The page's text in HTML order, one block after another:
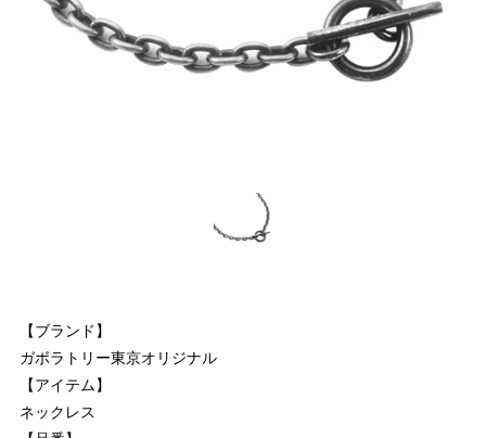
【ブランド】
ガボラトリー東京オリジナル
【アイテム】
ネックレス